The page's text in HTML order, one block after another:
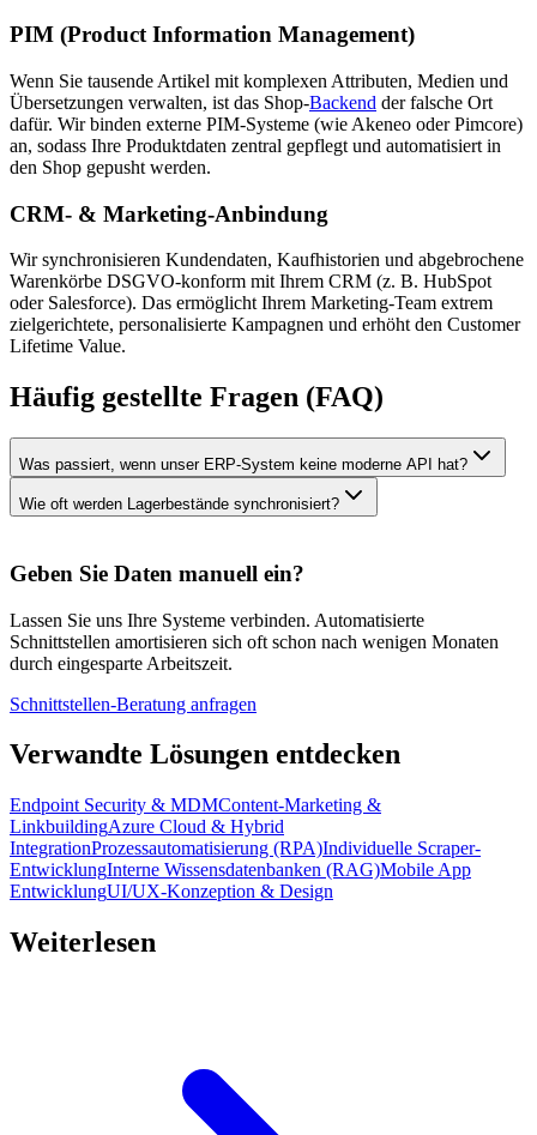
PIM (Product Information Management)
Wenn Sie tausende Artikel mit komplexen Attributen, Medien und
Übersetzungen verwalten, ist das Shop-Backend der falsche Ort
dafür. Wir binden externe PIM-Systeme (wie Akeneo oder Pimcore)
an, sodass Ihre Produktdaten zentral gepflegt und automatisiert in
den Shop gepusht werden.
CRM- & Marketing-Anbindung
Wir synchronisieren Kundendaten, Kaufhistorien und abgebrochene
Warenkörbe DSGVO-konform mit Ihrem CRM (z. B. HubSpot
oder Salesforce). Das ermöglicht Ihrem Marketing-Team extrem
zielgerichtete, personalisierte Kampagnen und erhöht den Customer
Lifetime Value.
Häufig gestellte Fragen (FAQ)
Was passiert, wenn unser ERP-System keine moderne API hat?
Wie oft werden Lagerbestände synchronisiert?
Geben Sie Daten manuell ein?
Lassen Sie uns Ihre Systeme verbinden. Automatisierte
Schnittstellen amortisieren sich oft schon nach wenigen Monaten
durch eingesparte Arbeitszeit.
Schnittstellen-Beratung anfragen
Verwandte Lösungen entdecken
Endpoint Security & MDMContent-Marketing &
LinkbuildingAzure Cloud & Hybrid
IntegrationProzessautomatisierung (RPA)Individuelle Scraper-
EntwicklungInterne Wissensdatenbanken (RAG)Mobile App
EntwicklungUI/UX-Konzeption & Design
Weiterlesen